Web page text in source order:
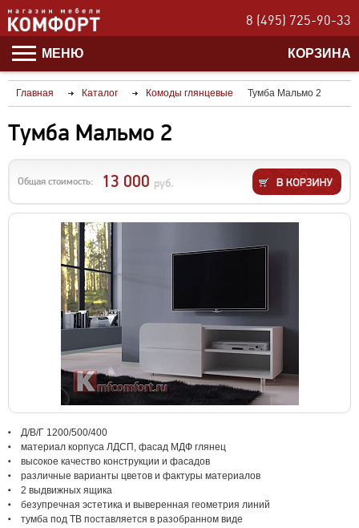
8 (495) 725-90-33
МЕНЮ КОРЗИНА
Главная Каталог Комоды глянцевые Тумба Мальмо 2
Тумба Мальмо 2
Общая стоимость: 13 000 руб.
Д/В/Г 1200/500/400
материал корпуса ЛДСП, фасад МДФ глянец
высокое качество конструкции и фасадов
различные варианты цветов и фактуры материалов
2 выдвижных ящика
безупречная эстетика и выверенная геометрия линий
тумба под ТВ поставляется в разобранном виде